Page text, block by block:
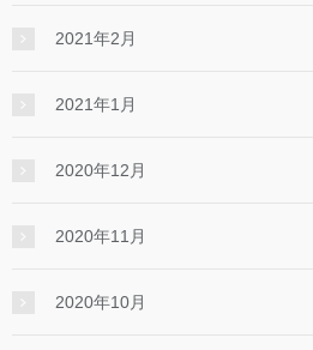
2021年2月
2021年1月
2020年12月
2020年11月
2020年10月